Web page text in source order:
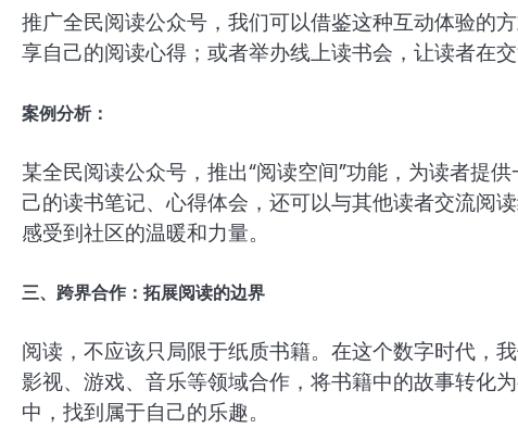
推广全民阅读公众号，我们可以借鉴这种互动体验的
享自己的阅读心得；或者举办线上读书会，让读者在交
案例分析：
某全民阅读公众号，推出“阅读空间”功能，为读者提
己的读书笔记、心得体会，还可以与其他读者交流阅
感受到社区的温暖和力量。
三、跨界合作：拓展阅读的边界
阅读，不应该只局限于纸质书籍。在这个数字时代，
影视、游戏、音乐等领域合作，将书籍中的故事转化
中，找到属于自己的乐趣。